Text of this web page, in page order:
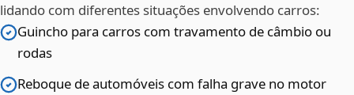
lidando com diferentes situações envolvendo carros:
Guincho para carros com travamento de câmbio ou
rodas
Reboque de automóveis com falha grave no motor